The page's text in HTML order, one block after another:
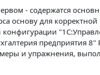
- содержатся
основу для
конфигурации
предприятия
и упражнения,